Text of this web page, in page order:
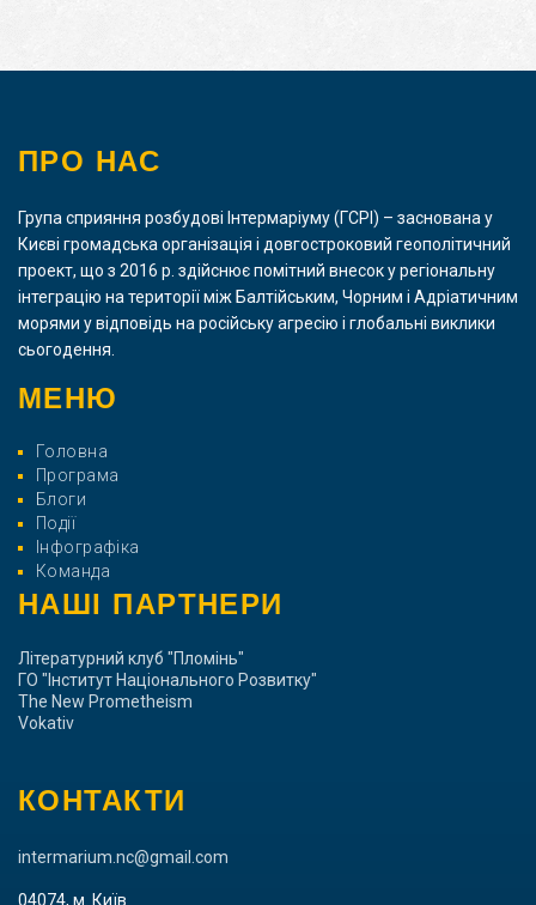
ПРО НАС
Група сприяння розбудові Інтермаріуму (ГСРІ) – заснована у
Києві громадська організація і довгостроковий геополітичний
проект, що з 2016 р. здійснює помітний внесок у регіональну
інтеграцію на території між Балтійським, Чорним і Адріатичним
морями у відповідь на російську агресію і глобальні виклики
сьогодення.
МЕНЮ
Головна
Програма
Блоги
Події
Інфографіка
Команда
НАШІ ПАРТНЕРИ
Літературний клуб "Пломінь"
ГО "Інститут Національного Розвитку"
The New Prometheism
Vokativ
КОНТАКТИ
intermarium.nc@gmail.com
04074, м. Київ